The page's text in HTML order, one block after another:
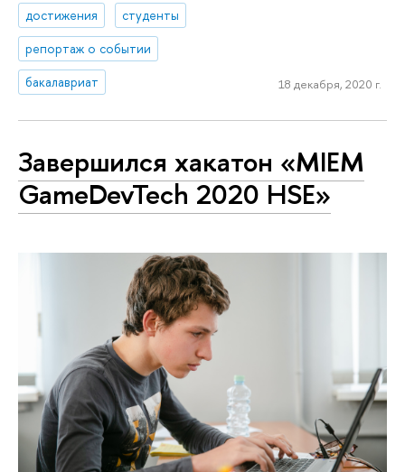
достижения
студенты
репортаж о событии
бакалавриат
18 декабря, 2020 г.
Завершился хакатон «MIEM
GameDevTech 2020 HSE»